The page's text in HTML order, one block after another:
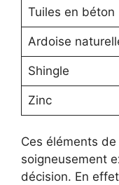
Tuiles en béton
Ardoise
Shingle
Zinc
Ces éléments
soigneusement
décision. En